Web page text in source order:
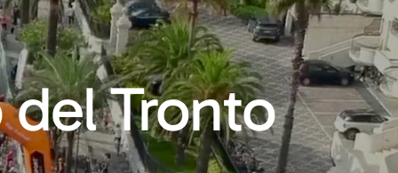
Drink
OUTDOOR
Il Molo
Pista Ciclabile
Orari Messe:
Prefestivo
Orari Messe: Festivo
del Tronto